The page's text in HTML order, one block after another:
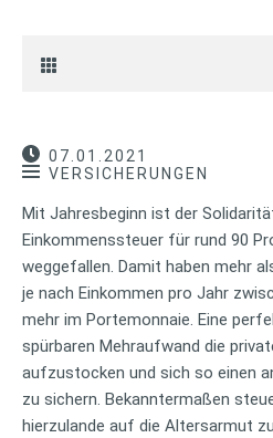
07.01.2021
VERSICHERUNGEN
Mit Jahresbeginn ist der
Einkommenssteuer für rund 90
weggefallen. Damit haben mehr
je nach Einkommen pro Jahr
mehr im Portemonnaie. Eine
spürbaren Mehraufwand die
aufzustocken und sich so einen
zu sichern. Bekanntermaßen
hierzulande auf die Altersarmut